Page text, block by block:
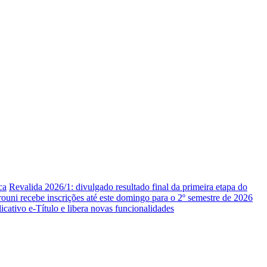
Revalida 2026/1: divulgado resultado final da primeira etapa do
recebe inscrições até este domingo para o 2º semestre de 2026
e-Título e libera novas funcionalidades